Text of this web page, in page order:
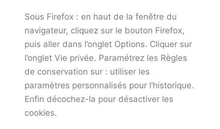
Sous Firefox : en haut de la fenêtre du
navigateur, cliquez sur le bouton Firefox,
puis aller dans l’onglet Options. Cliquer sur
l’onglet Vie privée. Paramétrez les Règles
de conservation sur : utiliser les
paramètres personnalisés pour l’historique.
Enfin décochez-la pour désactiver les
cookies.